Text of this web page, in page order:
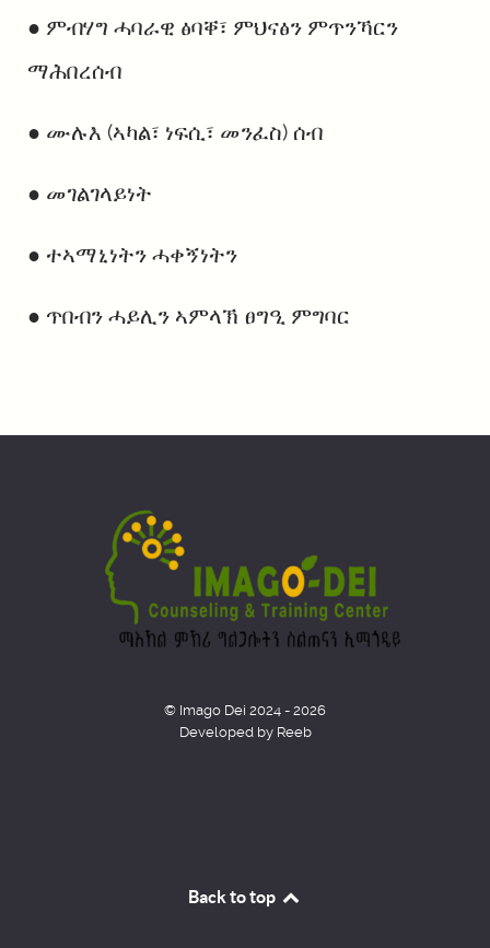
● ምብሃግ ሓባራዊ ፅባቐ፣ ምህናፅን ምጥንኻርን
ማሕበረሰብ
● ሙሉእ (ኣካል፣ ነፍሲ፣ መንፈስ) ሰብ
● መገልገላይነት
● ተኣማኒነትን ሓቀኝነትን
● ጥበብን ሓይሊን ኣምላኽ ፀግዒ ምግባር
© Imago Dei 2024 - 2026
Developed by Reeb
Back to top